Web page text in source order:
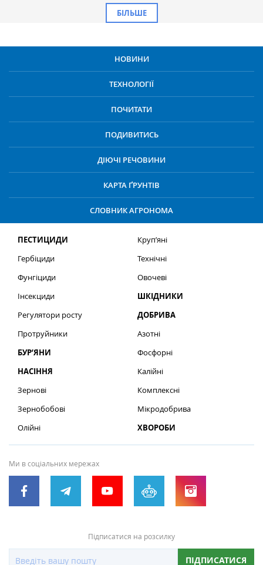
БІЛЬШЕ
НОВИНИ
ТЕХНОЛОГІЇ
ПОЧИТАТИ
ПОДИВИТИСЬ
ДІЮЧІ РЕЧОВИНИ
КАРТА ҐРУНТІВ
СЛОВНИК АГРОНОМА
ПЕСТИЦИДИ
Гербіциди
Фунгіциди
Інсекциди
Регулятори росту
Протруйники
БУР’ЯНИ
НАСІННЯ
Зернові
Зернобобові
Олійні
Круп’яні
Технічні
Овочеві
ШКІДНИКИ
ДОБРИВА
Азотні
Фосфорні
Калійні
Комплексні
Мікродобрива
ХВОРОБИ
Ми в соціальних мережах
Підписатися на розсилку
ПІДПИСАТИСЯ